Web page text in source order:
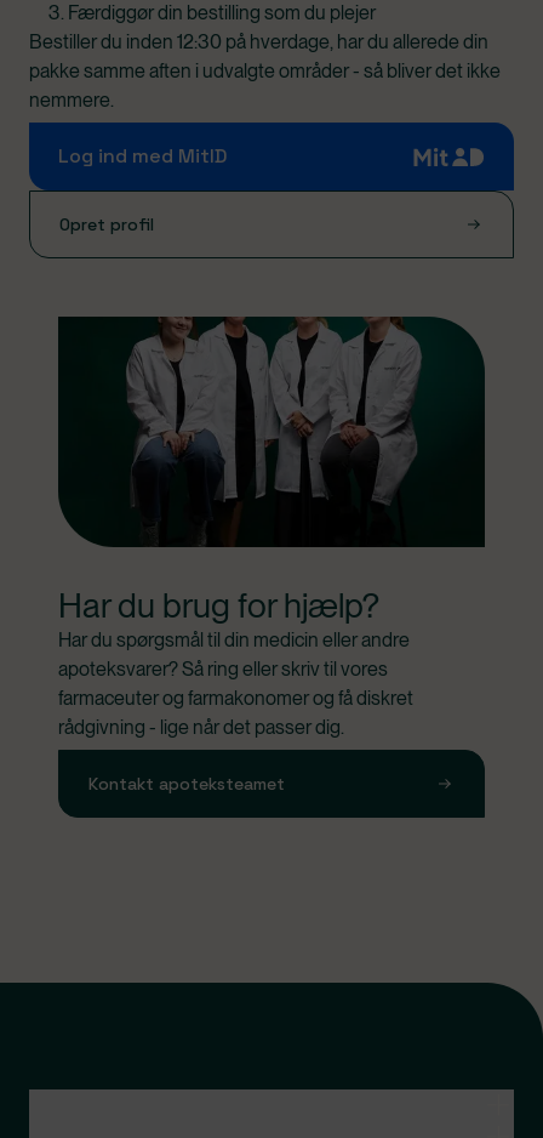
Færdiggør din bestilling som du plejer
Bestiller du inden 12:30 på hverdage, har du allerede din
pakke samme aften i udvalgte områder - så bliver det ikke
nemmere.
Log ind med MitID
Opret profil
Har du brug for hjælp?
Har du spørgsmål til din medicin eller andre
apoteksvarer? Så ring eller skriv til vores
farmaceuter og farmakonomer og få diskret
rådgivning - lige når det passer dig.
Kontakt apoteksteamet